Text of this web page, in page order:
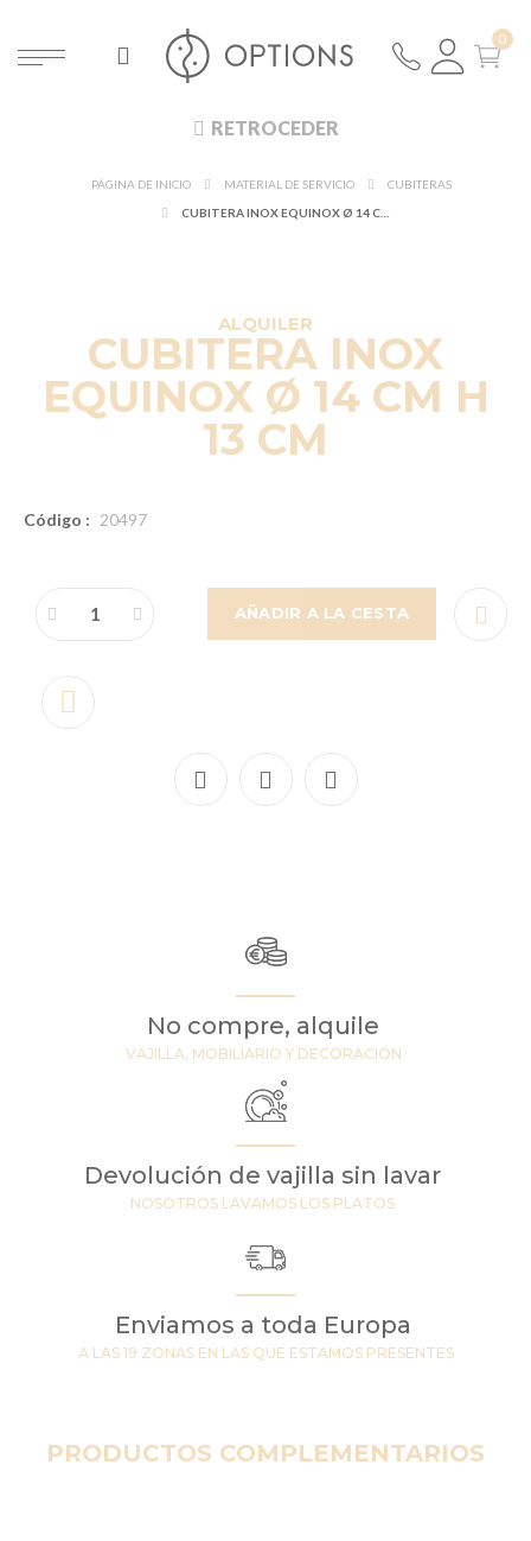
RETROCEDER
PÁGINA DE INICIO MATERIAL DE SERVICIO
CUBITERAS
ALQUILER
CUBITERA INOX
EQUINOX Ø 14 CM H
13 CM
Código : 20497
AÑADIR A LA CESTA
No compre, alquile
VAJILLA, MOBILIARIO Y DECORACIÓN
Devolución de vajilla sin lavar
NOSOTROS LAVAMOS LOS PLATOS
Enviamos a toda Europa
A LAS 19 ZONAS EN LAS QUE ESTAMOS PRESENTES
PRODUCTOS COMPLEMENTARIOS